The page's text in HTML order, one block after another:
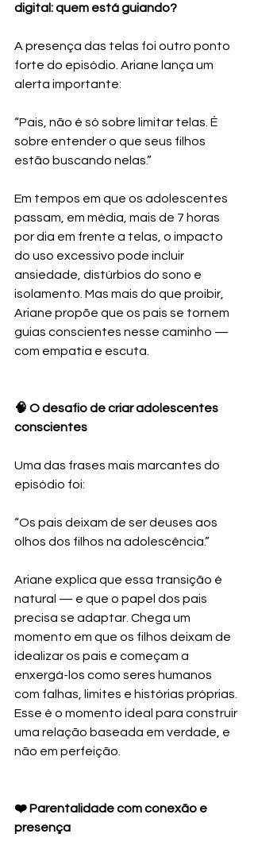
digital: quem está guiando?
A presença das telas foi outro ponto
forte do episódio. Ariane lança um
alerta importante:
“Pais, não é só sobre limitar telas. É
sobre entender o que seus filhos
estão buscando nelas.”
Em tempos em que os adolescentes
passam, em média, mais de 7 horas
por dia em frente a telas, o impacto
do uso excessivo pode incluir
ansiedade, distúrbios do sono e
isolamento. Mas mais do que proibir,
Ariane propõe que os pais se tornem
guias conscientes nesse caminho —
com empatia e escuta.
🧠 O desafio de criar adolescentes
conscientes
Uma das frases mais marcantes do
episódio foi:
“Os pais deixam de ser deuses aos
olhos dos filhos na adolescência.”
Ariane explica que essa transição é
natural — e que o papel dos pais
precisa se adaptar. Chega um
momento em que os filhos deixam de
idealizar os pais e começam a
enxergá-los como seres humanos
com falhas, limites e histórias próprias.
Esse é o momento ideal para construir
uma relação baseada em verdade, e
não em perfeição.
❤️ Parentalidade com conexão e
presença